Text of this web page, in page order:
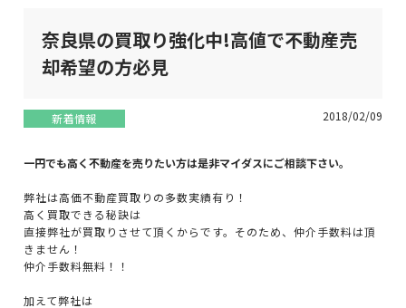
奈良県の買取り強化中!高値で不動産売
却希望の方必見
新着情報 2018/02/09
一円でも高く不動産を売りたい方は是非マイダスにご相談下さい。
弊社は高価不動産買取りの多数実績有り！
高く買取できる秘訣は
直接弊社が買取りさせて頂くからです。そのため、仲介手数料は頂
きません！
仲介手数料無料！！
加えて弊社は